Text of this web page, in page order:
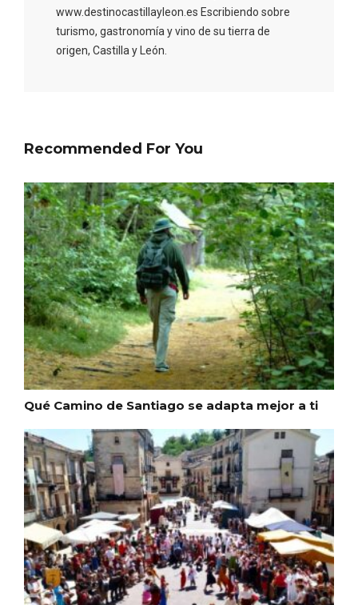
www.destinocastillayleon.es Escribiendo sobre
turismo, gastronomía y vino de su tierra de
origen, Castilla y León.
Recommended For You
Qué Camino de Santiago se adapta mejor a ti
Semana Santa en la Ribera del Duero
2026
Itinerarios musicales en San Miguel del
Pino 2026